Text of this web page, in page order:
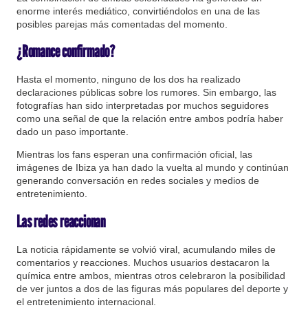
enorme interés mediático, convirtiéndolos en una de las
posibles parejas más comentadas del momento.
¿Romance confirmado?
Hasta el momento, ninguno de los dos ha realizado
declaraciones públicas sobre los rumores. Sin embargo, las
fotografías han sido interpretadas por muchos seguidores
como una señal de que la relación entre ambos podría haber
dado un paso importante.
Mientras los fans esperan una confirmación oficial, las
imágenes de Ibiza ya han dado la vuelta al mundo y continúan
generando conversación en redes sociales y medios de
entretenimiento.
Las redes reaccionan
La noticia rápidamente se volvió viral, acumulando miles de
comentarios y reacciones. Muchos usuarios destacaron la
química entre ambos, mientras otros celebraron la posibilidad
de ver juntos a dos de las figuras más populares del deporte y
el entretenimiento internacional.